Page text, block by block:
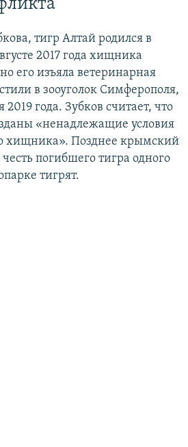
тигр Алтай родился в
2017 года хищника
его изъяла ветеринарная
в зооуголок Симферополя,
2019 года. Зубков считает, что
«ненадлежащие условия
хищника». Позднее крымский
погибшего тигра одного
тигрят.